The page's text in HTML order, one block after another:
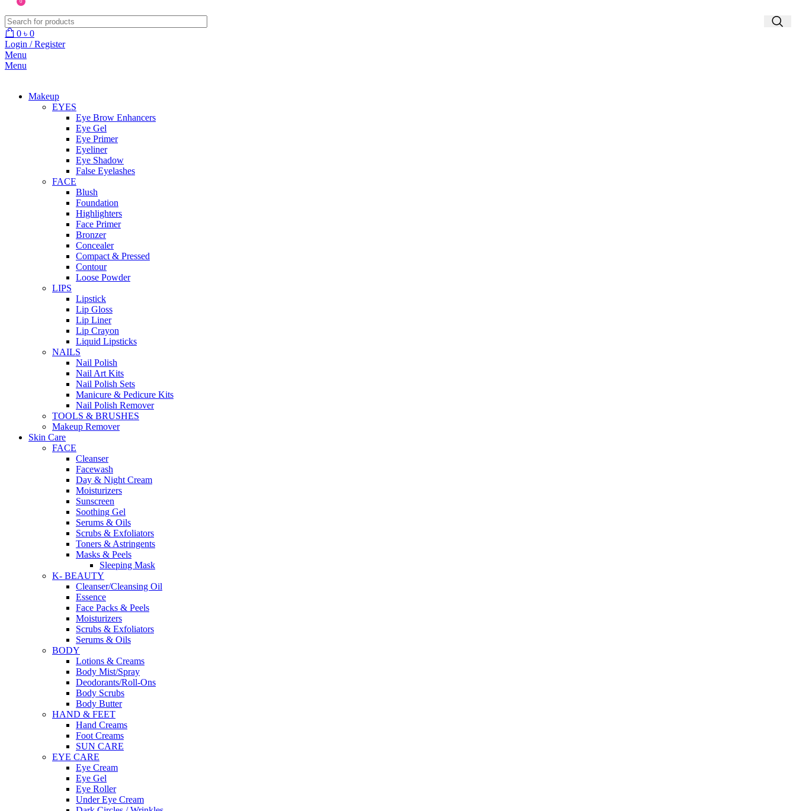
0 ৳ 0
Login / Register
Menu
Menu
Makeup
EYES
Eye Brow Enhancers
Eye Gel
Eye Primer
Eyeliner
Eye Shadow
False Eyelashes
FACE
Blush
Foundation
Highlighters
Face Primer
Bronzer
Concealer
Compact & Pressed
Contour
Loose Powder
LIPS
Lipstick
Lip Gloss
Lip Liner
Lip Crayon
Liquid Lipsticks
NAILS
Nail Polish
Nail Art Kits
Nail Polish Sets
Manicure & Pedicure Kits
Nail Polish Remover
TOOLS & BRUSHES
Makeup Remover
Skin Care
FACE
Cleanser
Facewash
Day & Night Cream
Moisturizers
Sunscreen
Soothing Gel
Serums & Oils
Scrubs & Exfoliators
Toners & Astringents
Masks & Peels
Sleeping Mask
K- BEAUTY
Cleanser/Cleansing Oil
Essence
Face Packs & Peels
Moisturizers
Scrubs & Exfoliators
Serums & Oils
BODY
Lotions & Creams
Body Mist/Spray
Deodorants/Roll-Ons
Body Scrubs
Body Butter
HAND & FEET
Hand Creams
Foot Creams
SUN CARE
EYE CARE
Eye Cream
Eye Gel
Eye Roller
Under Eye Cream
0